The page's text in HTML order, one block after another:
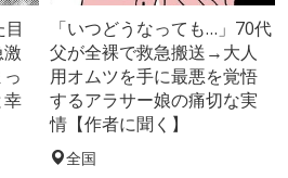
幸
「いつどうなっても…」70代
父が全裸で救急搬送→大人
用オムツを手に最悪を覚悟
するアラサー娘の痛切な実
情【作者に聞く】
全国